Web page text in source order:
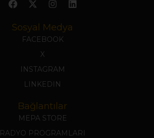
Sosyal Medya
FACEBOOK
X
INSTAGRAM
LINKEDIN
Bağlantılar
MEPA STORE
RADYO PROGRAMLARI